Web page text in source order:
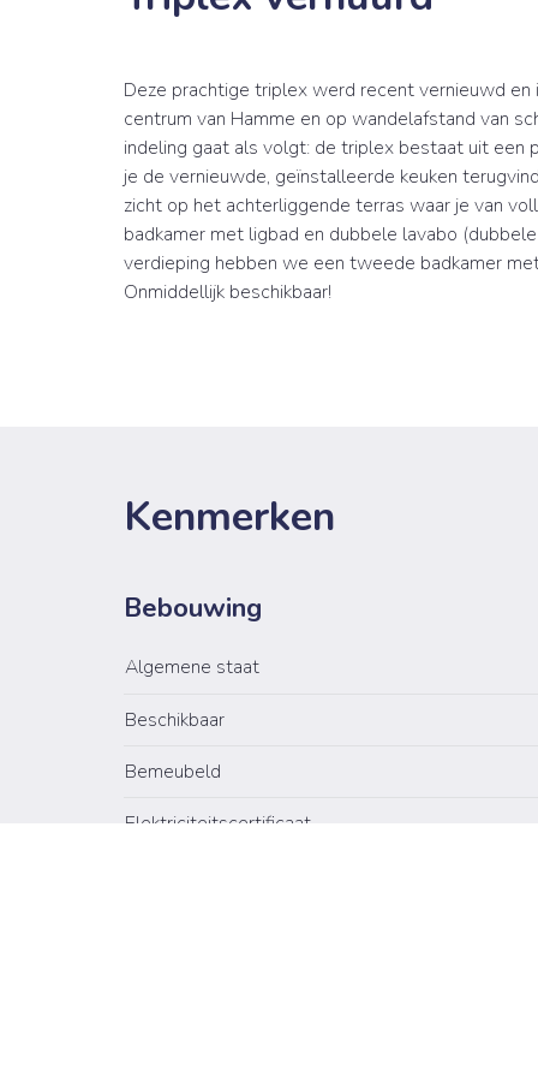
Deze prachtige triplex werd recent vernieuwd
centrum van Hamme en op wandelafstand van
indeling gaat als volgt: de triplex bestaat uit een
je de vernieuwde, geïnstalleerde keuken
zicht op het achterliggende terras waar je van
badkamer met ligbad en dubbele lavabo
verdieping hebben we een tweede badkamer
Onmiddellijk beschikbaar!
Kenmerken
Bebouwing
Algemene staat
Beschikbaar
Bemeubeld
Elektriciteitscertificaat